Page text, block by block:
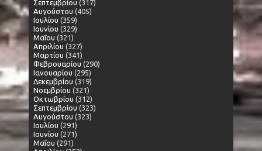
Σεπτεμβρίου (317)
Αυγούστου (405)
Ιουλίου (359)
Ιουνίου (329)
Μαΐου (321)
Απριλίου (327)
Μαρτίου (341)
Φεβρουαρίου (290)
Ιανουαρίου (295)
Δεκεμβρίου (319)
Νοεμβρίου (321)
Οκτωβρίου (312)
Σεπτεμβρίου (323)
Αυγούστου (323)
Ιουλίου (291)
Ιουνίου (271)
Μαΐου (291)